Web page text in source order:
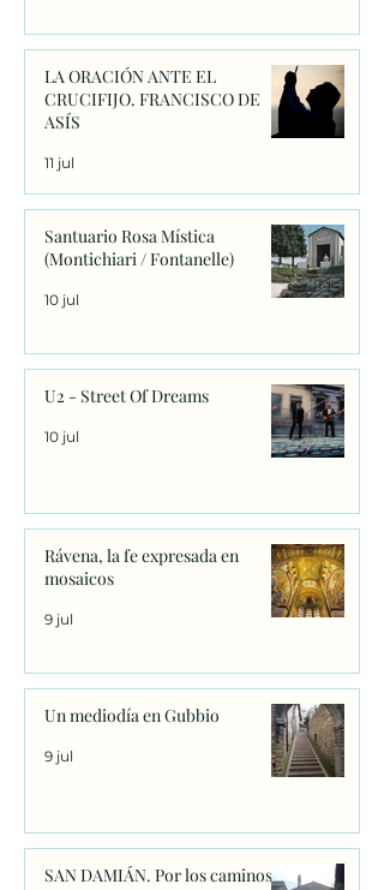
LA ORACIÓN ANTE EL
CRUCIFIJO. FRANCISCO DE
ASÍS
11 jul
Santuario Rosa Mística
(Montichiari / Fontanelle)
10 jul
U2 - Street Of Dreams
10 jul
Rávena, la fe expresada en
mosaicos
9 jul
Un mediodía en Gubbio
9 jul
SAN DAMIÁN. Por los caminos